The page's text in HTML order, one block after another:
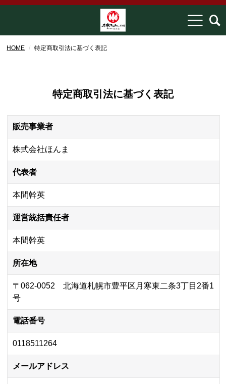
HOME 特定商取引法に基づく表記
特定商取引法に基づく表記
販売事業者
株式会社ほんま
代表者
本間幹英
運営統括責任者
本間幹英
所在地
〒062-0052 北海道札幌市豊平区月寒東二条3丁目2番1
号
電話番号
0118511264
メールアドレス